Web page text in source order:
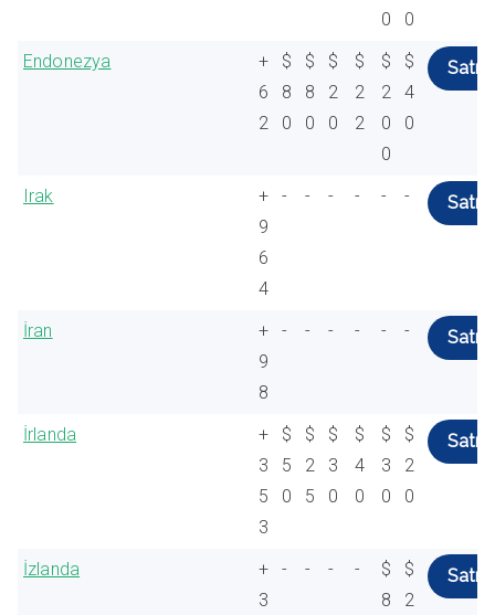
0
0
Endonezya
+
6
2
$
8
0
$
8
0
$
2
0
$
2
2
$
2
0
0
$
4
0
Satın
Irak
+
9
6
4
- - - - - - Satın
İran
+
9
8
- - - - - - Satın
İrlanda
+
3
5
3
$
5
0
$
2
5
$
3
0
$
4
0
$
3
0
$
2
0
Satın
İzlanda
+
3
- - - -
$
8
$
2
Satın